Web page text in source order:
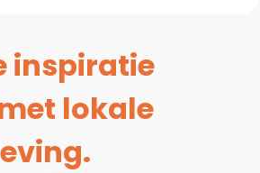
inspiratie
lokale